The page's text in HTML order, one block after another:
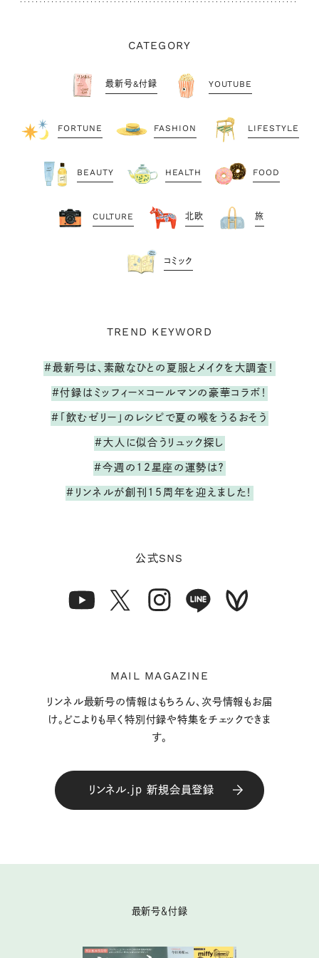
CATEGORY
最新号&付録 YOUTUBE
FORTUNE FASHION LIFESTYLE
BEAUTY HEALTH FOOD
CULTURE 北欧 旅
コミック
TREND KEYWORD
#最新号は、素敵なひとの夏服とメイクを大調査！
#付録はミッフィー×コールマンの豪華コラボ！
#「飲むゼリー」のレシピで夏の喉をうるおそう
#大人に似合うリュック探し
#今週の12星座の運勢は？
#リンネルが創刊15周年を迎えました！
公式SNS
MAIL MAGAZINE
リンネル最新号の情報はもちろん、次号情報もお届
け。どこよりも早く特別付録や特集をチェックできま
す。
リンネル.jp 新規会員登録
最新号＆付録